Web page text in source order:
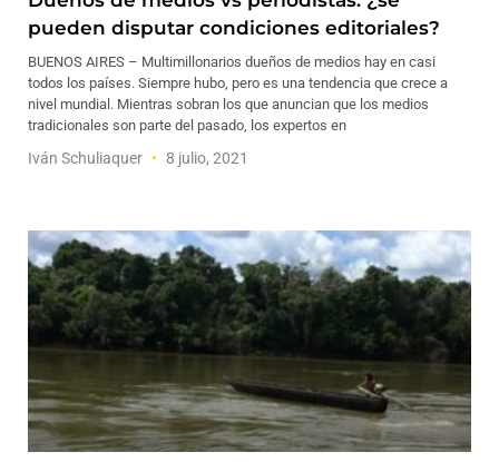
pueden disputar condiciones editoriales?
BUENOS AIRES – Multimillonarios dueños de medios hay en casi
todos los países. Siempre hubo, pero es una tendencia que crece a
nivel mundial. Mientras sobran los que anuncian que los medios
tradicionales son parte del pasado, los expertos en
Iván Schuliaquer 8 julio, 2021